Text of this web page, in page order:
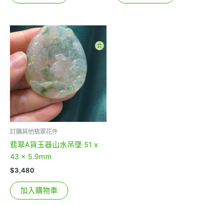
訂購其他翡翠花件
翡翠A貨玉器山水吊墜 51 x
43 x 5.9mm
$3,480
加入購物車